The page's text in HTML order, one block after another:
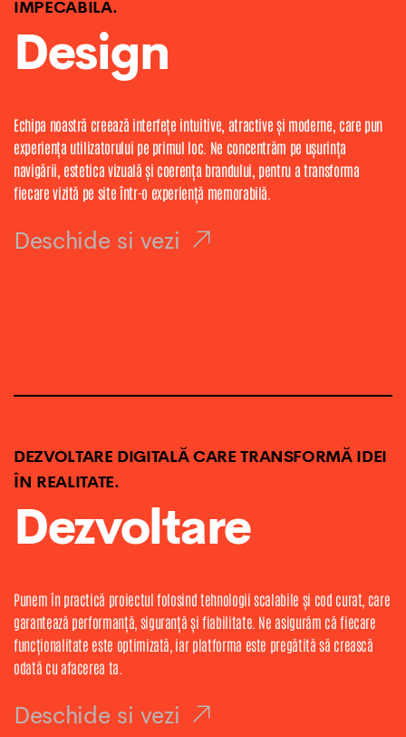
IMPECABILĂ.
Design
Echipa noastră creează interfețe intuitive, atractive și moderne, care pun
experiența utilizatorului pe primul loc. Ne concentrăm pe ușurința
navigării, estetica vizuală și coerența brandului, pentru a transforma
fiecare vizită pe site într-o experiență memorabilă.
Deschide si vezi
DEZVOLTARE DIGITALĂ CARE TRANSFORMĂ IDEI
ÎN REALITATE.
Dezvoltare
Punem în practică proiectul folosind tehnologii scalabile și cod curat, care
garantează performanță, siguranță și fiabilitate. Ne asigurăm că fiecare
funcționalitate este optimizată, iar platforma este pregătită să crească
odată cu afacerea ta.
Deschide si vezi